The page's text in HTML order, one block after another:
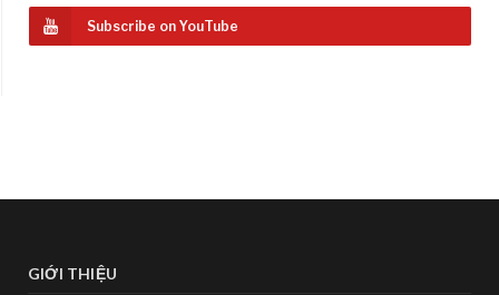
Subscribe on YouTube
GIỚI THIỆU